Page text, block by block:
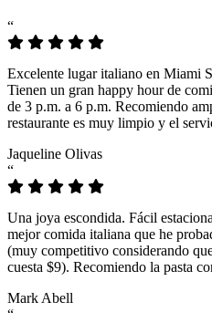
“
Excelente lugar italiano en Miami
Tienen un gran happy hour de
de 3 p.m. a 6 p.m. Recomiendo
restaurante es muy limpio y el
Jaqueline Olivas
“
Una joya escondida. Fácil
mejor comida italiana que he
(muy competitivo considerando
cuesta $9). Recomiendo la pasta
Mark Abell
“